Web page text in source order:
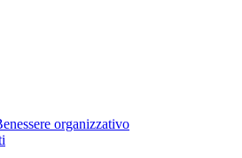
organizzativo